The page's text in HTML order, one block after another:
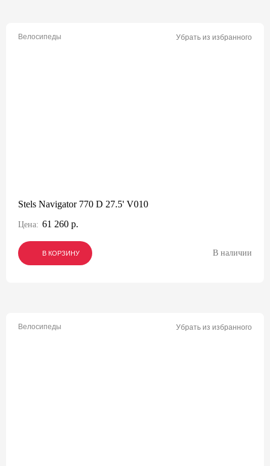
Велосипеды Убрать из избранного
Stels Navigator 770 D 27.5' V010
Цена: 61 260 р.
В КОРЗИНУ
В КОРЗИНУ
В КОРЗИНУ В наличии
Велосипеды Убрать из избранного